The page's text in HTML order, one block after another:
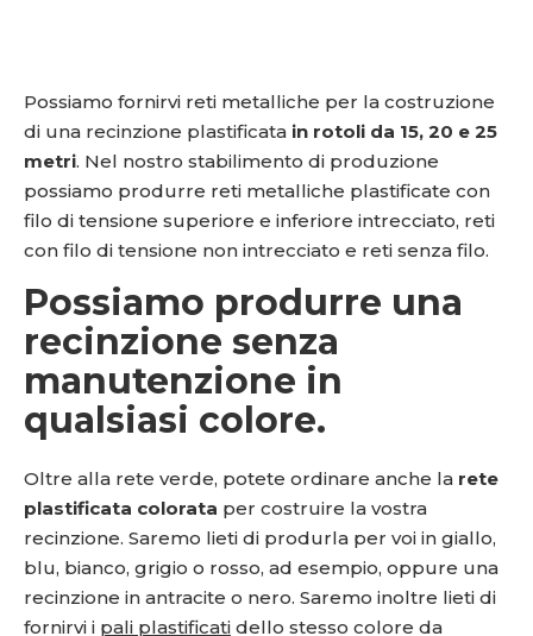
Possiamo fornirvi reti metalliche per la costruzione
di una recinzione plastificata in rotoli da 15, 20 e 25
metri. Nel nostro stabilimento di produzione
possiamo produrre reti metalliche plastificate con
filo di tensione superiore e inferiore intrecciato, reti
con filo di tensione non intrecciato e reti senza filo.
Possiamo produrre una
recinzione senza
manutenzione in
qualsiasi colore.
Oltre alla rete verde, potete ordinare anche la rete
plastificata colorata per costruire la vostra
recinzione. Saremo lieti di produrla per voi in giallo,
blu, bianco, grigio o rosso, ad esempio, oppure una
recinzione in antracite o nero. Saremo inoltre lieti di
fornirvi i pali plastificati dello stesso colore da